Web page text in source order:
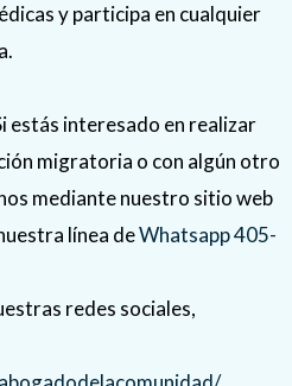
y participa en cualquier
estás interesado en realizar
migratoria o con algún otro
mediante nuestro sitio web
línea deWhatsapp 405-
redes sociales,